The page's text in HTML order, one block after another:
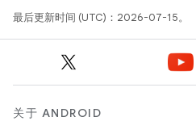
最后更新时间 (UTC)：2026-07-15。
关于 ANDROID